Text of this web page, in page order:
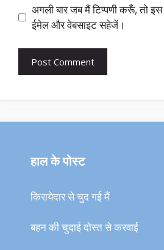
अगली बार जब मैं टिप्पणी करूँ, तो इस
ईमेल और वेबसाइट सहेजें।
हाल के पोस्ट
किरायेदार से चुद गई मैं
बहन की चुदाई दोस्त से करवाई